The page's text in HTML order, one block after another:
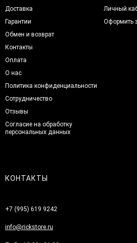
Доставка
Гарантии
Обмен и возврат
Контакты
Оплата
О нас
Политика конфиденциальности
Сотрудничество
Отзывы
Согласие на обработку
персональных данных
Личный
Оформить
КОНТАКТЫ
+7 (995) 619 9242
info@rickstore.ru